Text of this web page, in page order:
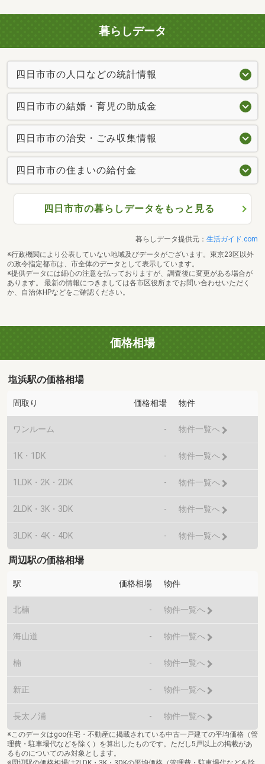
暮らしデータ
四日市市の人口などの統計情報
四日市市の結婚・育児の助成金
四日市市の治安・ごみ収集情報
四日市市の住まいの給付金
四日市市の暮らしデータをもっと見る
暮らしデータ提供元： 生活ガイド.com
※行政機関により公表していない地域及びデータがございます。東京23区以外
の政令指定都市は、市全体のデータとして表示しています。
※提供データには細心の注意を払っておりますが、調査後に変更がある場合が
あります。 最新の情報につきましては各市区役所までお問い合わせいただく
か、自治体HPなどをご確認ください。
価格相場
塩浜駅の価格相場
間取り 価格相場 物件
ワンルーム - 物件一覧へ
1K・1DK - 物件一覧へ
1LDK・2K・2DK - 物件一覧へ
2LDK・3K・3DK - 物件一覧へ
3LDK・4K・4DK - 物件一覧へ
周辺駅の価格相場
駅 価格相場 物件
北楠 - 物件一覧へ
海山道 - 物件一覧へ
楠 - 物件一覧へ
新正 - 物件一覧へ
長太ノ浦 - 物件一覧へ
※このデータはgoo住宅・不動産に掲載されている中古一戸建ての平均価格（管
理費・駐車場代などを除く）を算出したものです。ただし5戸以上の掲載があ
るものについてのみ対象とします。